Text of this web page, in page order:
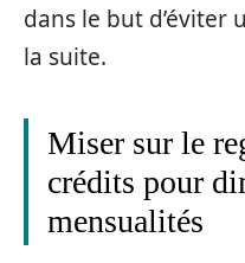
dans le but
la suite.
Miser sur le
crédits pour
mensualités